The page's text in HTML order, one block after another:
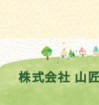
株式会社 山